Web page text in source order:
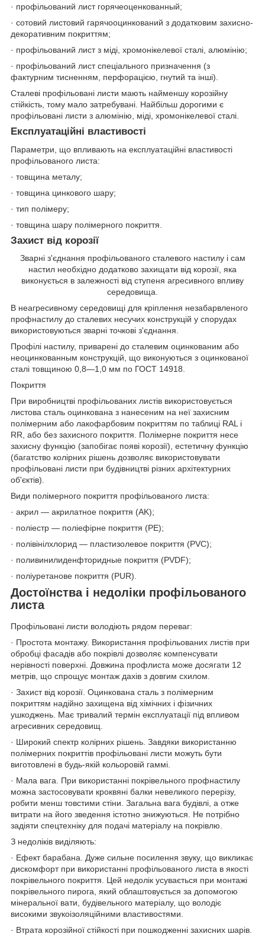
· профільований лист горячеоценкованный;
· сотовий листовий гарячооцинкований з додатковим захисно-
декоративним покриттям;
· профільований лист з міді, хромонікелевої сталі, алюмінію;
· профільований лист спеціального призначення (з
фактурним тисненням, перфорацією, гнутий та інші).
Сталеві профільовані листи мають найменшу корозійну
стійкість, тому мало затребувані. Найбільш дорогими є
профільовані листи з алюмінію, міді, хромонікелевої сталі.
Експлуатаційні властивості
Параметри, що впливають на експлуатаційні властивості
профільованого листа:
· товщина металу;
· товщина цинкового шару;
· тип полімеру;
· товщина шару полімерного покриття.
Захист від корозії
Зварні з'єднання профільованого сталевого настилу і сам
настил необхідно додатково захищати від корозії, яка
виконується в залежності від ступеня агресивного впливу
середовища.
В неагресивному середовищі для кріплення незабарвленого
профнастилу до сталевих несучих конструкцій у спорудах
використовуються зварні точкові з'єднання.
Профілі настилу, приварені до сталевим оцинкованим або
неоцинкованным конструкцій, що виконуються з оцинкованої
сталі товщиною 0,8—1,0 мм по ГОСТ 14918.
Покриття
При виробництві профільованих листів використовується
листова сталь оцинкована з нанесеним на неї захисним
полімерним або лакофарбовим покриттям по таблиці RAL і
RR, або без захисного покриття. Полімерне покриття несе
захисну функцію (запобігає появі корозії), естетичну функцію
(багатство колірних рішень дозволяє використовувати
профільовані листи при будівництві різних архітектурних
об'єктів).
Види полімерного покриття профільованого листа:
· акрил — акрилатное покриття (AK);
· поліестр — поліефірне покриття (PE);
· полівінілхлорид — пластизолевое покриття (PVC);
· поливинилиденфторидные покриття (PVDF);
· поліуретанове покриття (PUR).
Достоїнства і недоліки профільованого
листа
Профільовані листи володіють рядом переваг:
· Простота монтажу. Використання профільованих листів при
обробці фасадів або покрівлі дозволяє компенсувати
нерівності поверхні. Довжина профлиста може досягати 12
метрів, що спрощує монтаж дахів з довгим схилом.
· Захист від корозії. Оцинкована сталь з полімерним
покриттям надійно захищена від хімічних і фізичних
ушкоджень. Має тривалий термін експлуатації під впливом
агресивних середовищ.
· Широкий спектр колірних рішень. Завдяки використанню
полімерних покриттів профільовані листи можуть бути
виготовлені в будь-якій кольоровій гаммі.
· Мала вага. При використанні покрівельного профнастилу
можна застосовувати кроквяні балки невеликого перерізу,
робити менш товстими стіни. Загальна вага будівлі, а отже
витрати на його зведення істотно знижуються. Не потрібно
задіяти спецтехніку для подачі матеріалу на покрівлю.
З недоліків виділяють:
· Ефект барабана. Дуже сильне посилення звуку, що викликає
дискомфорт при використанні профільованого листа в якості
покрівельного покриття. Цей недолік усувається при монтажі
покрівельного пирога, який облаштовується за допомогою
мінеральної вати, будівельного матеріалу, що володіє
високими звукоізоляційними властивостями.
· Втрата корозійної стійкості при пошкодженні захисних шарів.